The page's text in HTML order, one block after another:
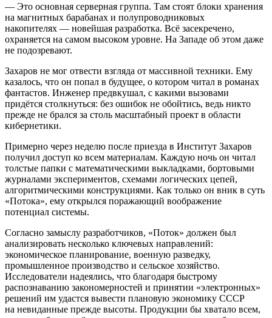
— Это основная серверная группа. Там стоят блоки хранения
на магнитных барабанах и полупроводниковых
накопителях — новейшая разработка. Всё засекречено,
охраняется на самом высоком уровне. На Западе об этом даже
не подозревают.
Захаров не мог отвести взгляда от массивной техники. Ему
казалось, что он попал в будущее, о котором читал в романах
фантастов. Инженер предвкушал, с какими вызовами
придётся столкнуться: без ошибок не обойтись, ведь никто
прежде не брался за столь масштабный проект в области
кибернетики.
Примерно через неделю после приезда в Институт Захаров
получил доступ ко всем материалам. Каждую ночь он читал
толстые папки с математическими выкладками, бортовыми
журналами экспериментов, схемами логических цепей,
алгоритмическими конструкциями. Как только он вник в суть
«Потока», ему открылся поражающий воображение
потенциал системы.
Согласно замыслу разработчиков, «Поток» должен был
анализировать несколько ключевых направлений:
экономическое планирование, военную разведку,
промышленное производство и сельское хозяйство.
Исследователи надеялись, что благодаря быстрому
распознаванию закономерностей и принятии «электронных»
решений им удастся вывести плановую экономику СССР
на невиданные прежде высоты. Продукции бы хватало всем,